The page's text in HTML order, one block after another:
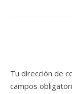
Tu dirección de
campos